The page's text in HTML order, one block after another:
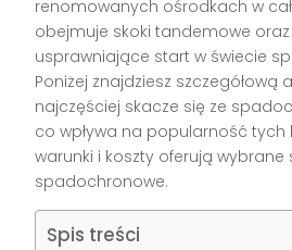
renomowanych ośrodkach w
obejmuje skoki tandemowe oraz
usprawniające start w świecie
Poniżej znajdziesz szczegółową
najczęściej skacze się ze
co wpływa na popularność tych
warunki i koszty oferują wybrane
spadochronowe.
Spis treści